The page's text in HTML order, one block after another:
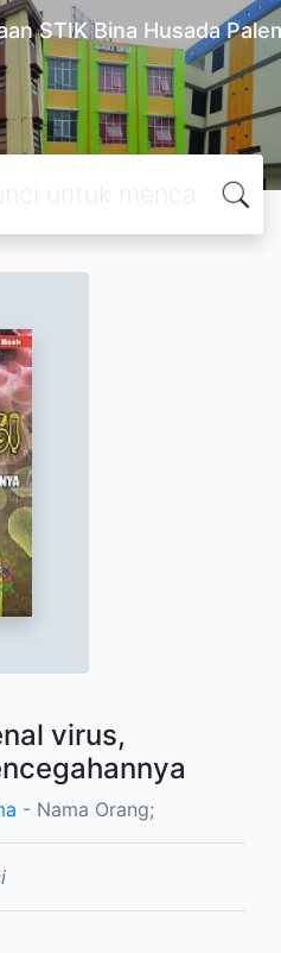
STIK Bina Husada
virus,
- Nama Orang;